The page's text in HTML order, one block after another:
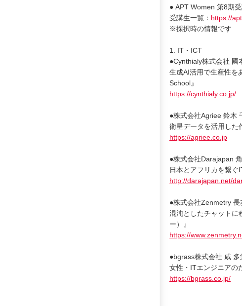
● APT Women 第8期
受講生一覧： https://
※採択時の情報です
1. IT・ICT
●Cynthialy株式会社 國
生成AI活用で生産性を
School』
https://cynthialy.co.jp/
●株式会社Agriee 鈴木
衛星データを活用した
https://agriee.co.jp
●株式会社Darajapan
日本とアフリカを繋ぐ
http://darajapan.net/
●株式会社Zenmetry 長
混沌としたチャット
ー）』
https://
●bgrass株式会社 咸 多
女性・ITエンジニアの
https://bgrass.co.jp/